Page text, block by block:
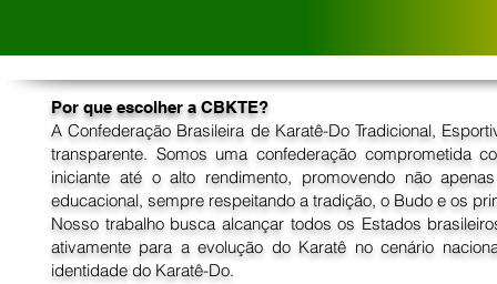
O PRESIDENTE DA CONFEDERAÇÃO
CBKTE, no exercício das atribuições que lhe são
aplicáveis;
CONSIDERANDO a competência da CBKTE para
de seus filiados;
CONSIDERANDO a necessidade de disciplinar,
registro, à renovação e ao reconhecimento de Faixas
CONSIDERANDO a organização do sistema
Por que escolher a CBKTE?
A Confederação Brasileira de Karatê-Do Tradicional,
transparente. Somos uma confederação comprometida
iniciante até o alto rendimento, promovendo não
educacional, sempre respeitando a tradição, o Budo e os
Nosso trabalho busca alcançar todos os Estados
ativamente para a evolução do Karatê no cenário
identidade do Karatê-Do.